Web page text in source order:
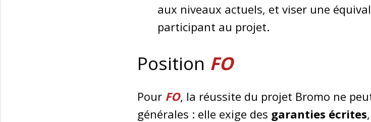
aux niveaux actuels, et viser une
participant au projet.
Position FO
Pour FO, la réussite du projet Bromo ne
générales : elle exige des garanties écrites